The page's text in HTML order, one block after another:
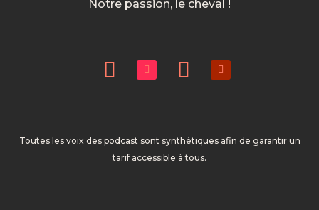
Notre passion, le cheval !
Toutes les voix des podcast sont synthétiques afin de garantir un
tarif accessible à tous.